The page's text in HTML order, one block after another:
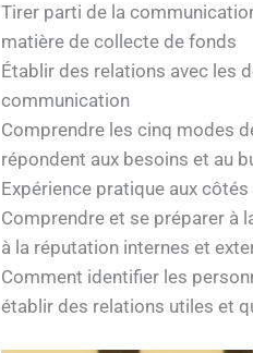
Tirer parti de la
matière de collecte de fonds
Établir des relations avec les
communication
Comprendre les cinq modes
répondent aux besoins et au
Expérience pratique aux
Comprendre et se préparer à
à la réputation internes et
Comment identifier les
établir des relations utiles et